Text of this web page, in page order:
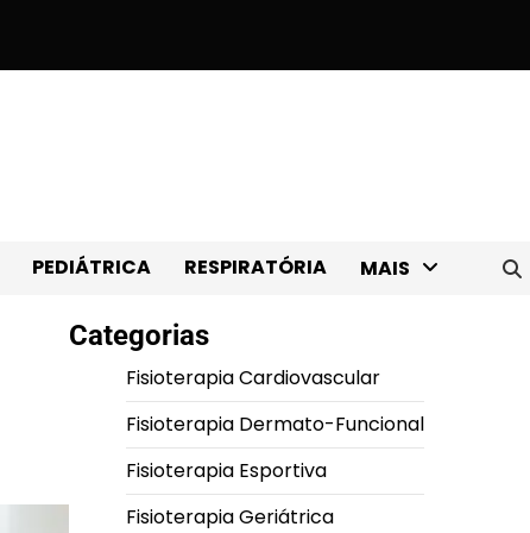
PEDIÁTRICA RESPIRATÓRIA MAIS
Categorias
Fisioterapia Cardiovascular
Fisioterapia Dermato-Funcional
Fisioterapia Esportiva
Fisioterapia Geriátrica